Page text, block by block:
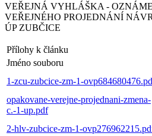
VEŘEJNÁ VYHLÁŠKA -
VEŘEJNÉHO PROJEDNÁNÍ
ÚP ZUBČICE
Přílohy k článku
Jméno souboru
1-zcu-zubcice-zm-1-
opakovane-verejne-projednani-zmena-
c.-1-up.pdf
2-hlv-zubcice-zm-1-